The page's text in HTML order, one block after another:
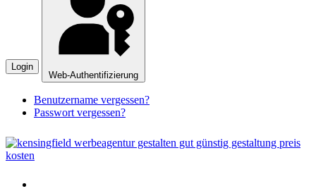
Login
Web-Authentifizierung
Benutzername vergessen?
Passwort vergessen?